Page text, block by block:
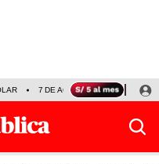
7 DE AGOSTO OLLANTA